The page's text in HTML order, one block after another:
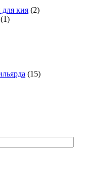
кия (2)
(1)
(15)